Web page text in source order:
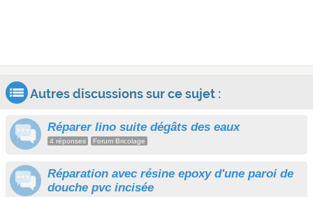
Autres discussions sur ce sujet :
Réparer lino suite dégâts des eaux
4 réponses Forum Bricolage
Réparation avec résine epoxy d'une paroi de
douche pvc incisée